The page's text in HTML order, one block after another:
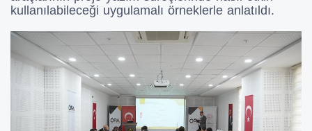
kullanılabileceği uygulamalı örneklerle anlatıldı.